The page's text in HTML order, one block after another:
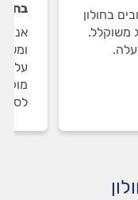
בחולון
משוקלל.
על